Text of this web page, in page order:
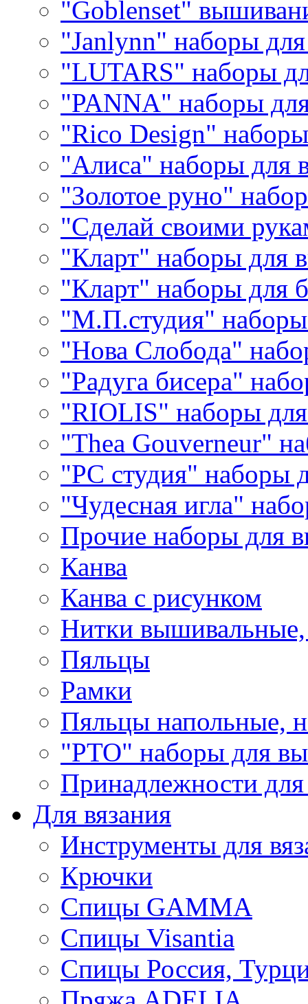
"Goblenset"
"Janlynn" наборы
"LUTARS" наборы
"PANNA" наборы
"Rico Design"
"Алиса" наборы для
"Золотое руно"
"Сделай своими
"Кларт" наборы для
"Кларт" наборы для
"М.П.студия"
"Нова Слобода"
"Радуга бисера"
"RIOLIS" наборы
"Thea Gouverneur"
"РС студия" наборы
"Чудесная игла"
Прочие наборы для
Канва
Канва с рисунком
Нитки
Пяльцы
Рамки
Пяльцы напольные,
"РТО" наборы для
Принадлежности
Для вязания
Инструменты для
Крючки
Спицы GAMMA
Спицы Visantia
Спицы Россия,